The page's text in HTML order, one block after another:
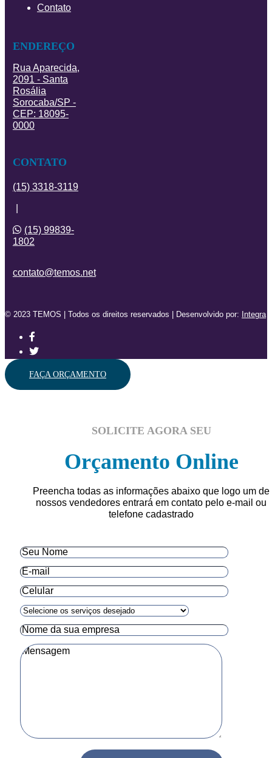
Contato
ENDEREÇO
Rua Aparecida,
2091 - Santa
Rosália
Sorocaba/SP -
CEP: 18095-
0000
CONTATO
(15) 3318-3119
(15) 99839-
1802
contato@temos.net
© 2023 TEMOS | Todos os direitos reservados | Desenvolvido por: Integra
FAÇA ORÇAMENTO
SOLICITE AGORA SEU
Orçamento Online
Preencha todas as informações abaixo que logo um de
nossos vendedores entrará em contato pelo e-mail ou
telefone cadastrado